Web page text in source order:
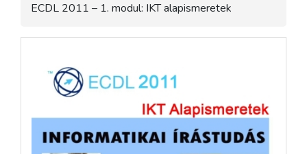
ECDL 2011 – 1. modul: IKT alapismeretek